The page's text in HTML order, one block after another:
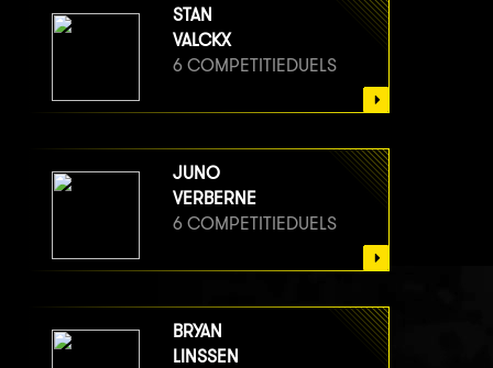
STAN
VALCKX
6 COMPETITIEDUELS
JUNO
VERBERNE
6 COMPETITIEDUELS
BRYAN
LINSSEN